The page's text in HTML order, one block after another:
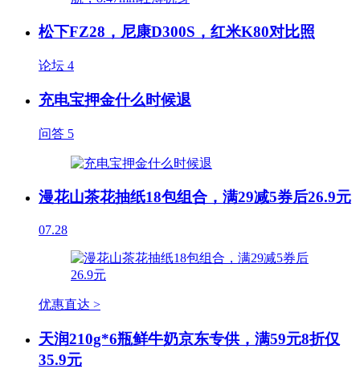
松下FZ28，尼康D300S，红米K80对比照
论坛 4
充电宝押金什么时候退
问答 5
漫花山茶花抽纸18包组合，满29减5券后26.9元
07.28
优惠直达 >
天润210g*6瓶鲜牛奶京东专供，满59元8折仅
35.9元